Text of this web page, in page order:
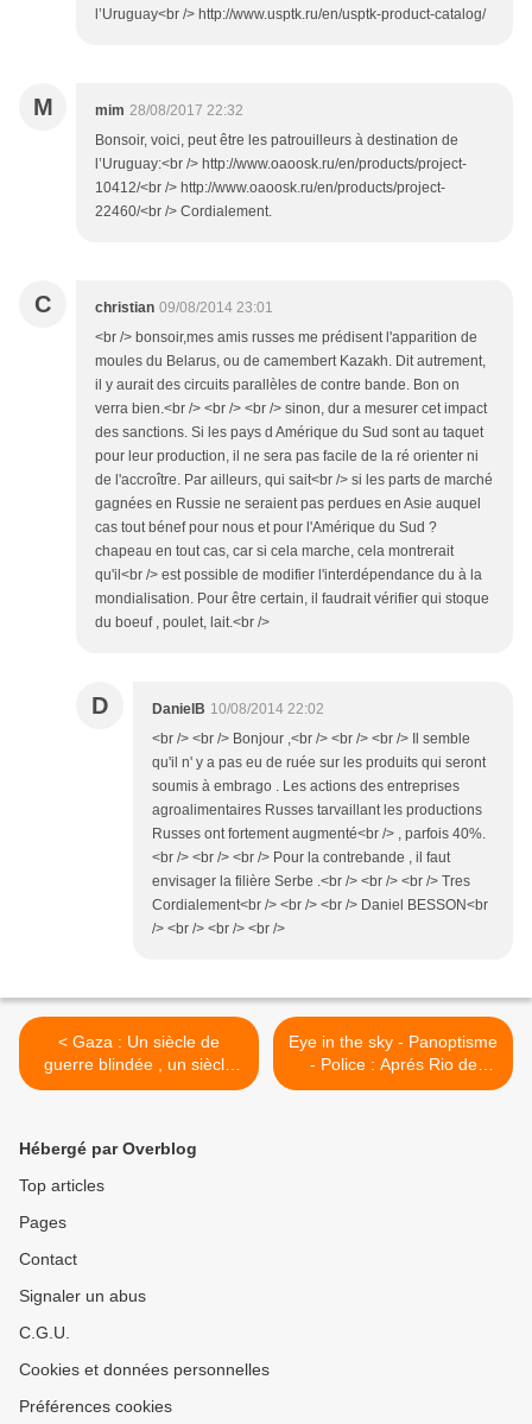
l’Uruguay<br /> http://www.usptk.ru/en/usptk-product-catalog/
M mim 28/08/2017 22:32
Bonsoir, voici, peut être les patrouilleurs à destination de
l’Uruguay:<br /> http://www.oaoosk.ru/en/products/project-
10412/<br /> http://www.oaoosk.ru/en/products/project-
22460/<br /> Cordialement.
C christian 09/08/2014 23:01
<br /> bonsoir,mes amis russes me prédisent l'apparition de
moules du Belarus, ou de camembert Kazakh. Dit autrement,
il y aurait des circuits parallèles de contre bande. Bon on
verra bien.<br /> <br /> <br /> sinon, dur a mesurer cet impact
des sanctions. Si les pays d Amérique du Sud sont au taquet
pour leur production, il ne sera pas facile de la ré orienter ni
de l'accroître. Par ailleurs, qui sait<br /> si les parts de marché
gagnées en Russie ne seraient pas perdues en Asie auquel
cas tout bénef pour nous et pour l'Amérique du Sud ?
chapeau en tout cas, car si cela marche, cela montrerait
qu'il<br /> est possible de modifier l'interdépendance du à la
mondialisation. Pour être certain, il faudrait vérifier qui stoque
du boeuf , poulet, lait.<br />
D DanielB 10/08/2014 22:02
<br /> <br /> Bonjour ,<br /> <br /> <br /> Il semble
qu'il n' y a pas eu de ruée sur les produits qui seront
soumis à embrago . Les actions des entreprises
agroalimentaires Russes tarvaillant les productions
Russes ont fortement augmenté<br /> , parfois 40%.
<br /> <br /> <br /> Pour la contrebande , il faut
envisager la filière Serbe .<br /> <br /> <br /> Tres
Cordialement<br /> <br /> <br /> Daniel BESSON<br
/> <br /> <br /> <br />
< Gaza : Un siècle de
guerre blindée , un siècle
de résistance Palestinienne
Eye in the sky - Panoptisme
- Police : Aprés Rio de
Janeiro , des drones à Paris
Hébergé par Overblog
Top articles
Pages
Contact
Signaler un abus
C.G.U.
Cookies et données personnelles
Préférences cookies